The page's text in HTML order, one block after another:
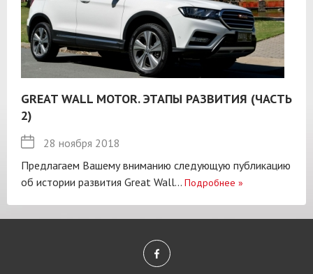
GREAT WALL MOTOR. ЭТАПЫ РАЗВИТИЯ (ЧАСТЬ
2)
28 ноября 2018
Предлагаем Вашему вниманию следующую публикацию
об истории развития Great Wall... Подробнее »